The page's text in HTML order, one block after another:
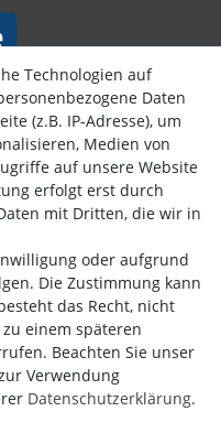
Technologien auf
Daten
(z.B. IP-Adresse), um
Medien von
auf unsere Website
erfolgt erst durch
mit Dritten, die wir in
oder aufgrund
Die Zustimmung kann
das Recht, nicht
einem späteren
Beachten Sie unser
Verwendung
Daten­schutz­erklärung.